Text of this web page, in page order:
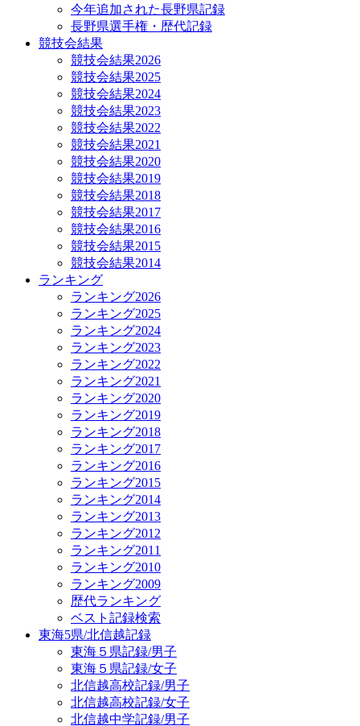
今年追加された長野県記録
長野県選手権・歴代記録
競技会結果
競技会結果2026
競技会結果2025
競技会結果2024
競技会結果2023
競技会結果2022
競技会結果2021
競技会結果2020
競技会結果2019
競技会結果2018
競技会結果2017
競技会結果2016
競技会結果2015
競技会結果2014
ランキング
ランキング2026
ランキング2025
ランキング2024
ランキング2023
ランキング2022
ランキング2021
ランキング2020
ランキング2019
ランキング2018
ランキング2017
ランキング2016
ランキング2015
ランキング2014
ランキング2013
ランキング2012
ランキング2011
ランキング2010
ランキング2009
歴代ランキング
ベスト記録検索
東海5県/北信越記録
東海５県記録/男子
東海５県記録/女子
北信越高校記録/男子
北信越高校記録/女子
北信越中学記録/男子